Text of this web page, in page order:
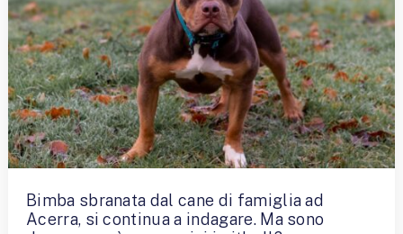
Bimba sbranata dal cane di famiglia ad
Acerra, si continua a indagare. Ma sono